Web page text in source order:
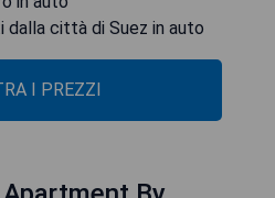
dalla città di Suez in auto
I PREZZI